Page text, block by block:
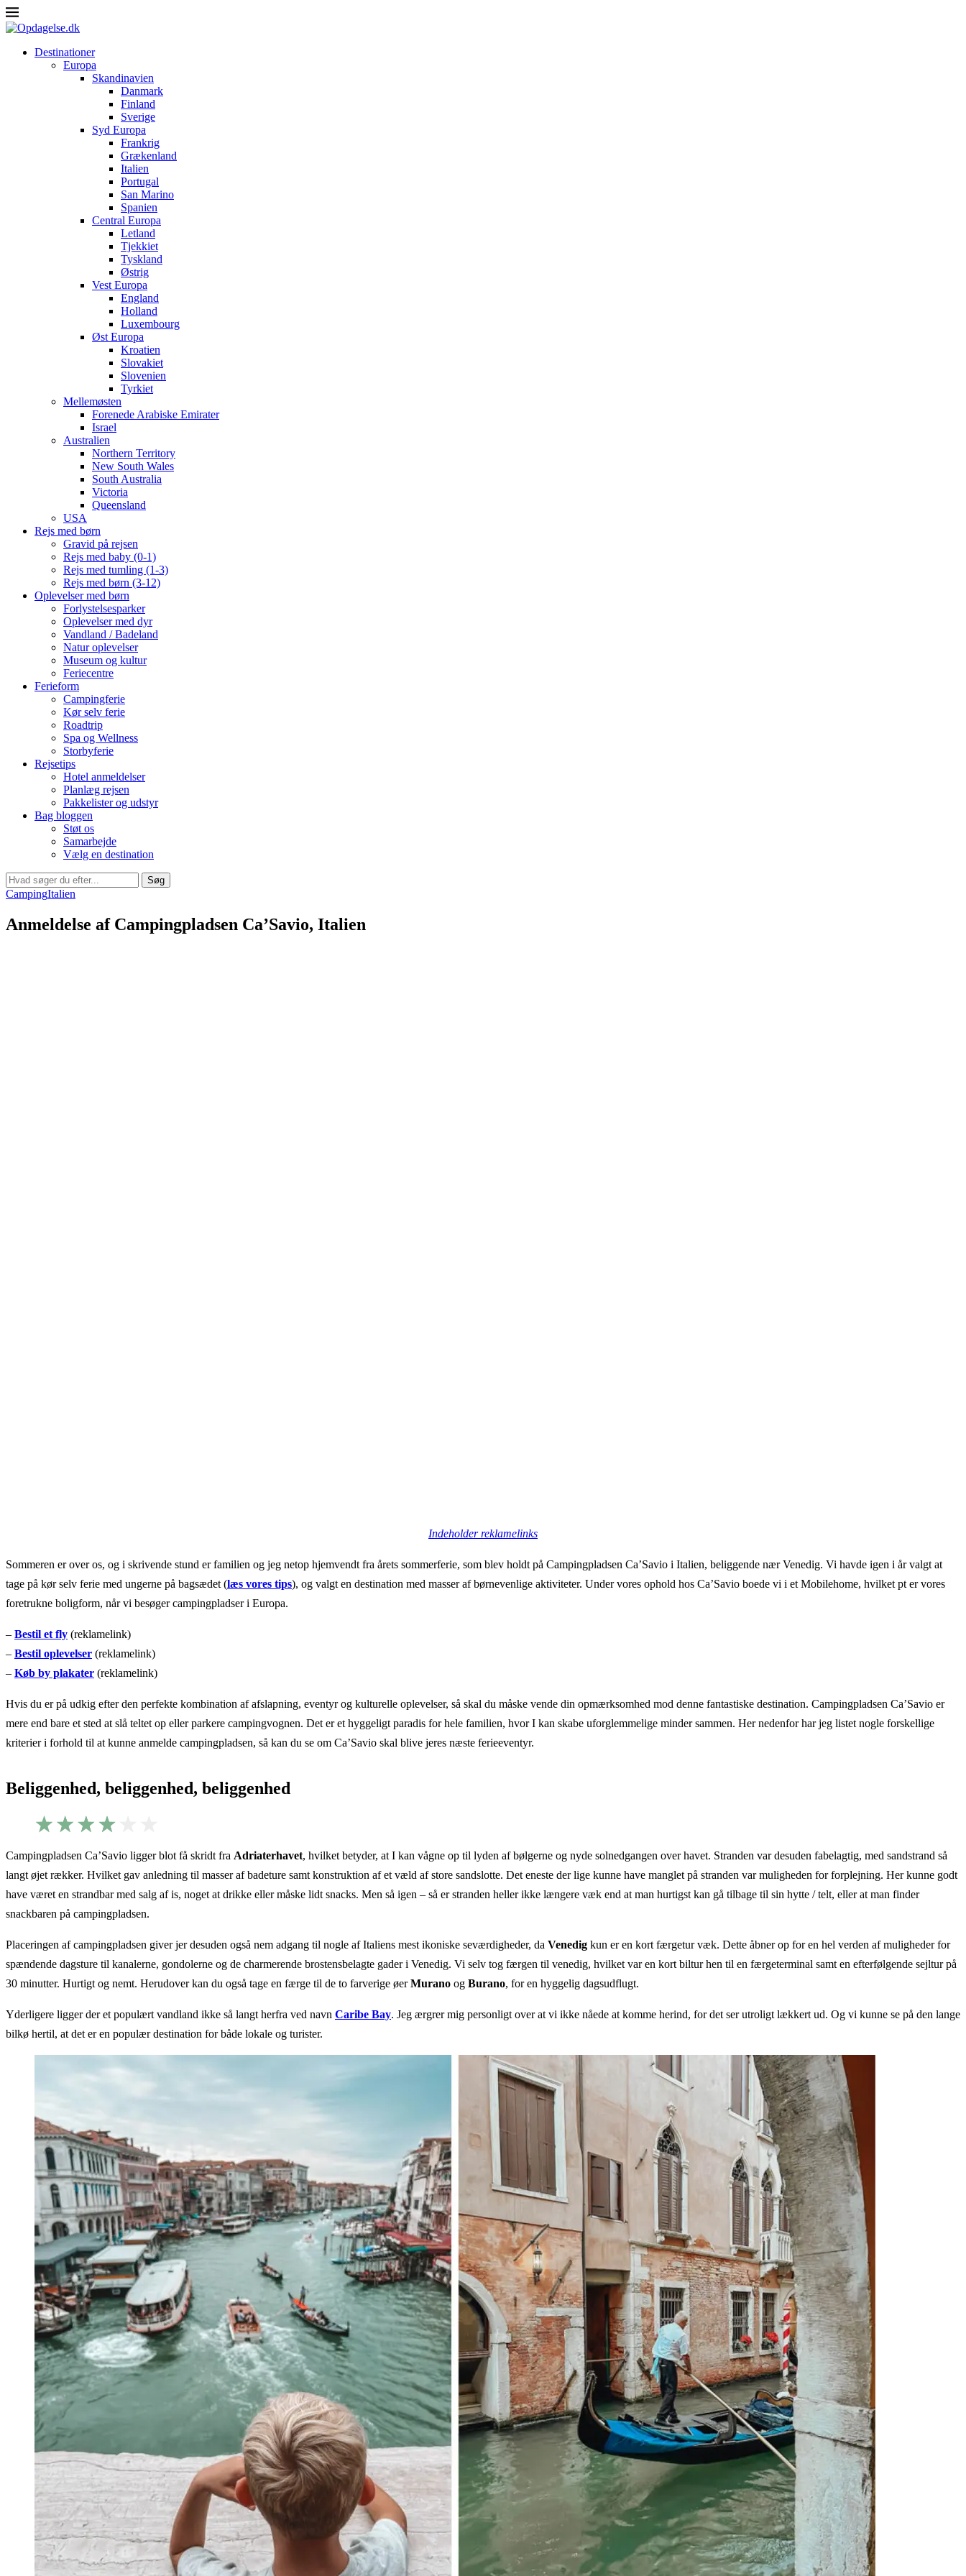
Destinationer
Europa
Skandinavien
Danmark
Finland
Sverige
Syd Europa
Frankrig
Grækenland
Italien
Portugal
San Marino
Spanien
Central Europa
Letland
Tjekkiet
Tyskland
Østrig
Vest Europa
England
Holland
Luxembourg
Øst Europa
Kroatien
Slovakiet
Slovenien
Tyrkiet
Mellemøsten
Forenede Arabiske Emirater
Israel
Australien
Northern Territory
New South Wales
South Australia
Victoria
Queensland
USA
Rejs med børn
Gravid på rejsen
Rejs med baby (0-1)
Rejs med tumling (1-3)
Rejs med børn (3-12)
Oplevelser med børn
Forlystelsesparker
Oplevelser med dyr
Vandland / Badeland
Natur oplevelser
Museum og kultur
Feriecentre
Ferieform
Campingferie
Kør selv ferie
Roadtrip
Spa og Wellness
Storbyferie
Rejsetips
Hotel anmeldelser
Planlæg rejsen
Pakkelister og udstyr
Bag bloggen
Støt os
Samarbejde
Vælg en destination
Søg
CampingItalien
Anmeldelse af Campingpladsen Ca’Savio, Italien
Indeholder reklamelinks
Sommeren er over os, og i skrivende stund er familien og jeg netop hjemvendt fra årets sommerferie, som blev holdt på Campingpladsen Ca’Savio i Italien, beliggende nær Venedig. Vi havde igen i år valgt at
tage på kør selv ferie med ungerne på bagsædet (læs vores tips), og valgt en destination med masser af børnevenlige aktiviteter. Under vores ophold hos Ca’Savio boede vi i et Mobilehome, hvilket pt er vores
foretrukne boligform, når vi besøger campingpladser i Europa.
– Bestil et fly (reklamelink)
– Bestil oplevelser (reklamelink)
– Køb by plakater (reklamelink)
Hvis du er på udkig efter den perfekte kombination af afslapning, eventyr og kulturelle oplevelser, så skal du måske vende din opmærksomhed mod denne fantastiske destination. Campingpladsen Ca’Savio er
mere end bare et sted at slå teltet op eller parkere campingvognen. Det er et hyggeligt paradis for hele familien, hvor I kan skabe uforglemmelige minder sammen. Her nedenfor har jeg listet nogle forskellige
kriterier i forhold til at kunne anmelde campingpladsen, så kan du se om Ca’Savio skal blive jeres næste ferieeventyr.
Beliggenhed, beliggenhed, beliggenhed
Campingpladsen Ca’Savio ligger blot få skridt fra Adriaterhavet, hvilket betyder, at I kan vågne op til lyden af bølgerne og nyde solnedgangen over havet. Stranden var desuden fabelagtig, med sandstrand så
langt øjet rækker. Hvilket gav anledning til masser af badeture samt konstruktion af et væld af store sandslotte. Det eneste der lige kunne have manglet på stranden var muligheden for forplejning. Her kunne godt
have været en strandbar med salg af is, noget at drikke eller måske lidt snacks. Men så igen – så er stranden heller ikke længere væk end at man hurtigst kan gå tilbage til sin hytte / telt, eller at man finder
snackbaren på campingpladsen.
Placeringen af campingpladsen giver jer desuden også nem adgang til nogle af Italiens mest ikoniske seværdigheder, da Venedig kun er en kort færgetur væk. Dette åbner op for en hel verden af muligheder for
spændende dagsture til kanalerne, gondolerne og de charmerende brostensbelagte gader i Venedig. Vi selv tog færgen til venedig, hvilket var en kort biltur hen til en færgeterminal samt en efterfølgende sejltur på
30 minutter. Hurtigt og nemt. Herudover kan du også tage en færge til de to farverige øerMurano og Burano, for en hyggelig dagsudflugt.
Yderligere ligger der et populært vandland ikke så langt herfra ved navn Caribe Bay. Jeg ærgrer mig personligt over at vi ikke nåede at komme herind, for det ser utroligt lækkert ud. Og vi kunne se på den lange
bilkø hertil, at det er en populær destination for både lokale og turister.